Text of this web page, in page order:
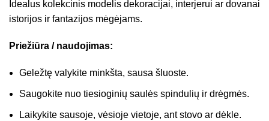
Idealus kolekcinis modelis dekoracijai, interjerui ar dovanai
istorijos ir fantazijos mėgėjams.
Priežiūra / naudojimas:
Geležtę valykite minkšta, sausa šluoste.
Saugokite nuo tiesioginių saulės spindulių ir drėgmės.
Laikykite sausoje, vėsioje vietoje, ant stovo ar dėkle.